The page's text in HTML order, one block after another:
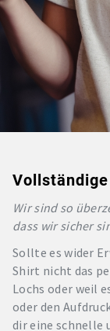
Wir sind so
dass wir sicher
Sollte es wider
Shirt nicht das
Lochs oder weil
oder den
dir eine schnelle